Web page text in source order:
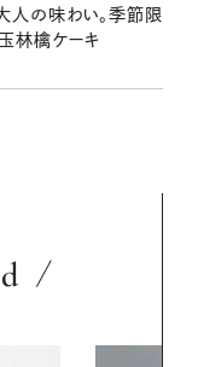
人の味わい。季節限
林檎ケーキ